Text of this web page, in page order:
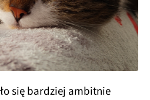
się bardziej ambitnie